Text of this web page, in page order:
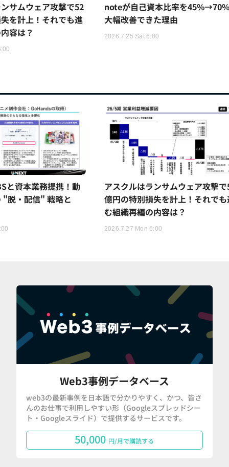
サムウェア攻撃で52
を計上！それでも進
容は？
noteが自己資本比率を
大幅改善できた理由
2026.7.25 Sat 6:00
と資本業務提携！動
"脱・配信" 戦略と
アスクルはランサムウェア攻撃
億円の特別損失を計上！それでも
む組織再編の内容は？
2026.7.27 Mon 6:00
Web3事例データベース
web3の最新事例を日本語で分かりやすく、かつ、皆さ
んのお仕事で利用しやすい形（Googleスプレッドシー
ト・Googleスライド）で提供するサービスです。
50,000 円/月で購読する